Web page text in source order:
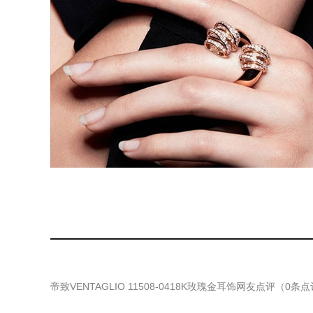
帝致VENTAGLIO 11508-0418K玫瑰金耳饰网友点评（0条点